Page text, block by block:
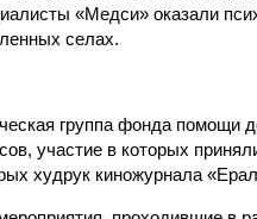
«Медси» оказали
селах.
группа фонда помощи
участие в которых
худрук киножурнала